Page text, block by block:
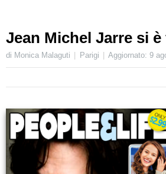
Jean Michel Jarre si
di Monica Malaguti Parigi Aggiornato:9